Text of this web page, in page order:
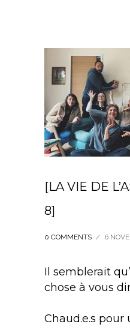
[LA VIE DE
8]
0 COMMENTS / 6
Il semblerait
chose à vous
Chaud.e.s pour